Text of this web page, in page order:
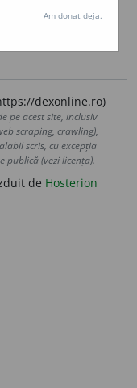
dexonline.ro)
pe acest site, inclusiv
scraping, crawling),
scris, cu excepția
(vezi licența).
de Hosterion
Am donat deja.